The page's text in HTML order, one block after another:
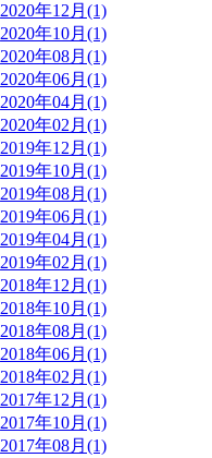
2020年12月(1)
2020年10月(1)
2020年08月(1)
2020年06月(1)
2020年04月(1)
2020年02月(1)
2019年12月(1)
2019年10月(1)
2019年08月(1)
2019年06月(1)
2019年04月(1)
2019年02月(1)
2018年12月(1)
2018年10月(1)
2018年08月(1)
2018年06月(1)
2018年02月(1)
2017年12月(1)
2017年10月(1)
2017年08月(1)